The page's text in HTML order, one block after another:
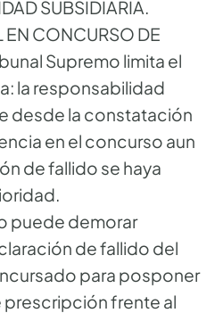
SUBSIDIARIA.
EN CONCURSO DE
Supremo limita el
la responsabilidad
desde la constatación
en el concurso aun
de fallido se haya
puede demorar
de fallido del
para posponer
prescripción frente al